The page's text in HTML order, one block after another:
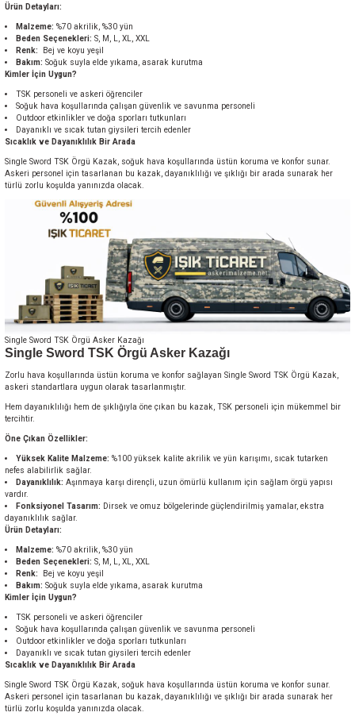
Ürün Detayları:
Malzeme: %70 akrilik, %30 yün
Beden Seçenekleri: S, M, L, XL, XXL
Renk:
Bej ve koyu yeşil
Bakım: Soğuk suyla elde yıkama, asarak kurutma
Kimler İçin Uygun?
TSK personeli ve askeri öğrenciler
Soğuk hava koşullarında çalışan güvenlik ve savunma personeli
Outdoor etkinlikler ve doğa sporları tutkunları
Dayanıklı ve sıcak tutan giysileri tercih edenler
Sıcaklık ve Dayanıklılık Bir Arada
Single Sword TSK Örgü Kazak, soğuk hava koşullarında üstün koruma ve konfor sunar.
Askeri personel için tasarlanan bu kazak, dayanıklılığı ve şıklığı bir arada sunarak her
türlü zorlu koşulda yanınızda olacak.
Single Sword TSK Örgü Asker Kazağı
Single Sword TSK Örgü Asker Kazağı
Zorlu hava koşullarında üstün koruma ve konfor sağlayan Single Sword TSK Örgü Kazak,
askeri standartlara uygun olarak tasarlanmıştır.
Hem dayanıklılığı hem de şıklığıyla öne çıkan bu kazak, TSK personeli için mükemmel bir
tercihtir.
Öne Çıkan Özellikler:
Yüksek Kalite Malzeme: %100 yüksek kalite akrilik ve yün karışımı, sıcak tutarken
nefes alabilirlik sağlar.
Dayanıklılık: Aşınmaya karşı dirençli, uzun ömürlü kullanım için sağlam örgü yapısı
vardır.
Fonksiyonel Tasarım: Dirsek ve omuz bölgelerinde güçlendirilmiş yamalar, ekstra
dayanıklılık sağlar.
Ürün Detayları:
Malzeme: %70 akrilik, %30 yün
Beden Seçenekleri: S, M, L, XL, XXL
Renk:
Bej ve koyu yeşil
Bakım: Soğuk suyla elde yıkama, asarak kurutma
Kimler İçin Uygun?
TSK personeli ve askeri öğrenciler
Soğuk hava koşullarında çalışan güvenlik ve savunma personeli
Outdoor etkinlikler ve doğa sporları tutkunları
Dayanıklı ve sıcak tutan giysileri tercih edenler
Sıcaklık ve Dayanıklılık Bir Arada
Single Sword TSK Örgü Kazak, soğuk hava koşullarında üstün koruma ve konfor sunar.
Askeri personel için tasarlanan bu kazak, dayanıklılığı ve şıklığı bir arada sunarak her
türlü zorlu koşulda yanınızda olacak.